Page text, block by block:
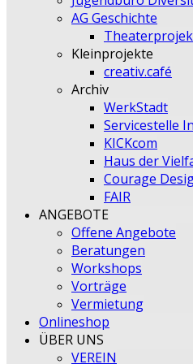
AG Geschichte
Kleinprojekte
creativ.café
Archiv
WerkStadt
Servicestelle
KICKcom
Haus der
Courage
FAIR
ANGEBOTE
Offene Angebote
Beratungen
Workshops
Vorträge
Vermietung
Onlineshop
ÜBER UNS
VEREIN